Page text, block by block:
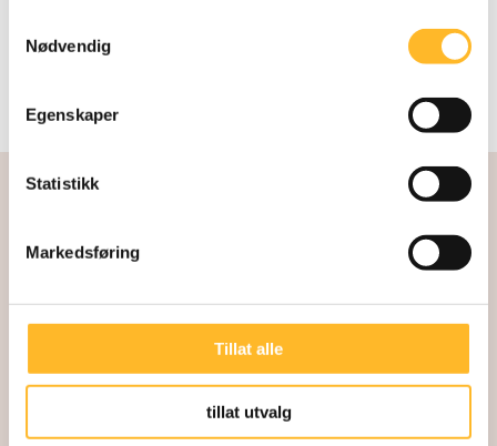
Nødvendig
Egenskaper
Statistikk
Markedsføring
Tillat alle
tillat utvalg
Kunnskapssenter for lengre arbeidsliv
Direktør: Kari Østerud
Akersgata 32